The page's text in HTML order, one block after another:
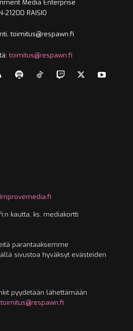
Media Enterprise
21200 RAISIO
toimitus@respawn.fi
toimitus@respawn.fi
Improvemedia.fi
kautta, ks. mediakortti
parantaaksemme
sivustoa hyväksyt evästeiden
pyydetään lähettämään
toimitus@respawn.fi